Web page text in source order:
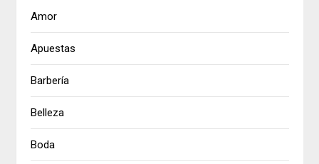
Amor
Apuestas
Barbería
Belleza
Boda